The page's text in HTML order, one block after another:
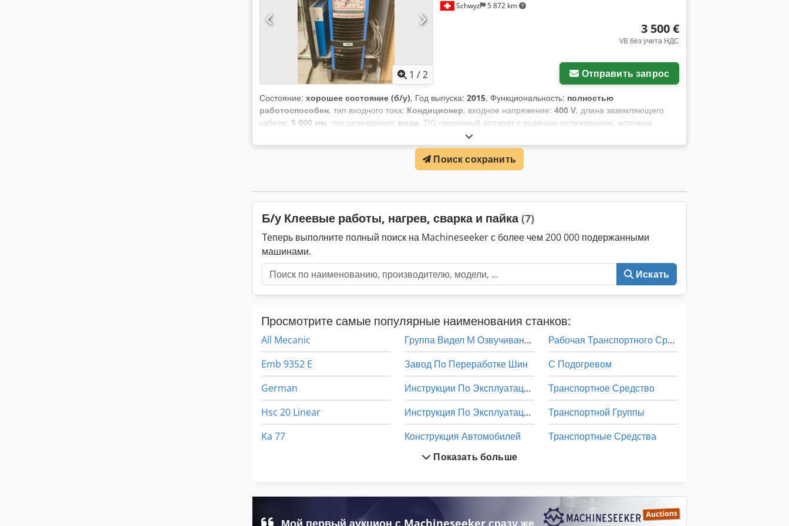
Запросить больше
1 /2
Schwyz 5 872 km
3 500 €
VB без учета НДС
Отправить запрос
Состояние: хорошее состояние (б/у), Год выпуска: 2015, Функциональность: полностью
работоспособен, тип входного тока: Кондиционер, входное напряжение: 400 V, длина заземляющего
кабеля: 5 000 мм, тип охлаждения: вода, TIG сварочный аппарат с водяным охлаждением, источник
постоянного/переменного тока CITOTIG 350W AC/DC Диапазон сварочного тока 3...350A DC / 10...350A AC с
сетевым кабелем 5 м с вилкой для сетевого подключения 3 x 400В - газовый шланг 1,5 м Credox A S Txopfx
Ai Sof - заземляющий кабель с фиксированным зажимом 5 м, 50 мм2 - транспортная тележка TY2A -
охлаждающая жидкость FREEZECOOL 10 л - TIG-горелка CITORCH T 35W EB C5B, 5 м с водяным
Поиск сохранить
Б/у Клеевые работы, нагрев, сварка и пайка(7)
Теперь выполните полный поиск на Machineseeker с более чем 200 000 подержанными
машинами.
Искать
Просмотрите самые популярные наименования станков:
All Mecanic
Emb 9352 E
German
Hsc 20 Linear
Ka 77
Автомобиль-Транспорт-Окно
Группа Видел M Озвучивание
Завод По Переработке Шин
Инструкции По Эксплуатации
Инструкция По Эксплуатации
Конструкция Автомобилей
Рабочая Транспортного Средства
С Подогревом
Транспортное Средство
Транспортной Группы
Транспортные Средства
Показать больше
Мой первый аукцион с Machineseeker сразу же